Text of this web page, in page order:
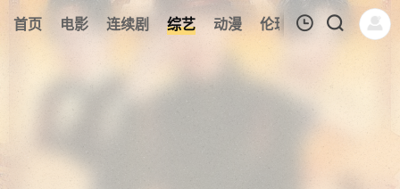
首页 电影 连续剧 综艺 动漫 伦理片 今日更新
162